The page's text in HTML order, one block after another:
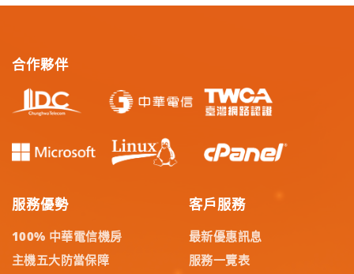
合作夥伴
服務優勢
100% 中華電信機房
主機五大防當保障
客戶服務
最新優惠訊息
服務一覽表